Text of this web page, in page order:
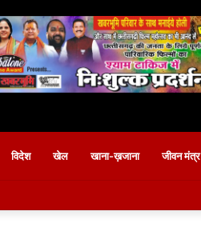
विदेश खेल खाना-ख़जाना जीवन मंत्र